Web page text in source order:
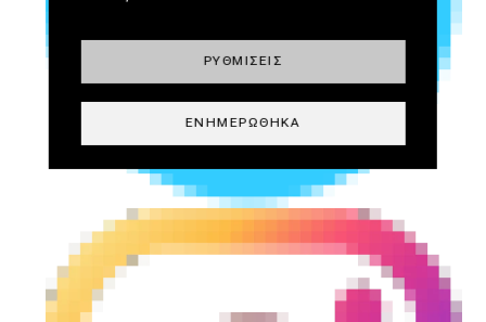
ΡΥΘΜΊΣΕΙΣ
ΕΝΗΜΕΡΏΘΗΚΑ